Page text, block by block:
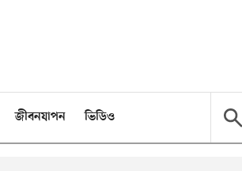
জীবনযাপন ভিডিও